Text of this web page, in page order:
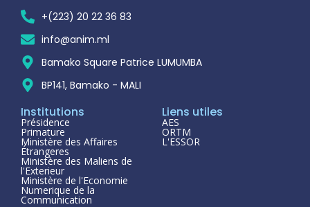
+(223) 20 22 36 83
info@anim.ml
Bamako Square Patrice LUMUMBA
BP141, Bamako - MALI
Institutions
Présidence
Primature
Ministère des Affaires
Étrangeres
Ministère des Maliens de
l'Exterieur
Ministère de l'Economie
Numerique de la
Communication
Liens utiles
AES
ORTM
L'ESSOR